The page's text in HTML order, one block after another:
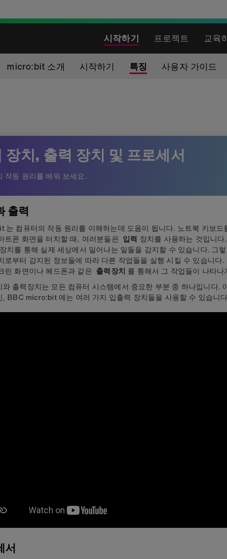
시작하기 프로젝트 교육
micro:bit 소개 시작하기 특징 사용자 가이드
로세서
장치, 출력 장치 및 프로세서
작동 원리를 배워 보세요.
출력
는 컴퓨터의 작동 원리를 이해하는데 도움이 됩니다. 노트북 키보드
트폰 화면을 터치할 때, 여러분들은 입력 장치를 사용하는 것입니다
치를 통해 실제 세상에서 일어나는 일들을 감지할 수 있습니다. 그
로부터 감지된 정보들에 따라 다른 작업들을 실행 시킬 수 있습니다.
린 화면이나 헤드폰과 같은 출력장치 를 통해서 그 작업들이 나타나
와 출력장치는 모든 컴퓨터 시스템에서 중요한 부분 중 하나입니다.
, BBC micro:bit 에는 여러 가지 입출력 장치들을 사용할 수 있습니
서